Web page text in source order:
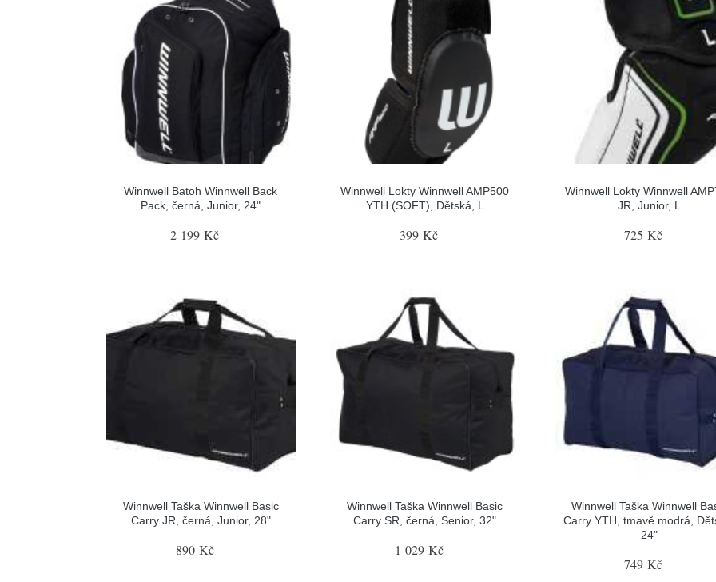
Winnwell Batoh Winnwell Back
Pack, černá, Junior, 24"
2 199 Kč
Winnwell Lokty Winnwell AMP500
YTH (SOFT), Dětská, L
399 Kč
Winnwell Lokty Winnwell
JR, Junior, L
725 Kč
Winnwell Taška Winnwell Basic
Carry JR, černá, Junior, 28"
890 Kč
Winnwell Taška Winnwell Basic
Carry SR, černá, Senior, 32"
1 029 Kč
Winnwell Taška Winnwell
Carry YTH, tmavě modrá,
24"
749 Kč